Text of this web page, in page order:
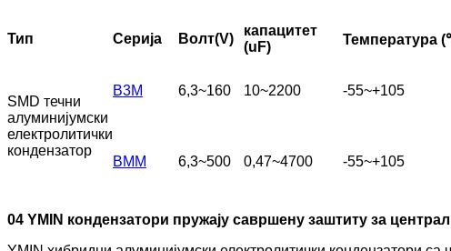
Тип Серија Волт(V)
капацитет
(uF)
Температура
SMD течни
алуминијумски
електролитички
кондензатор
В3М 6,3~160 10~2200 -55~+105
ВММ 6,3~500 0,47~4700 -55~+105
04 YMIN кондензатори пружају савршену заштиту за